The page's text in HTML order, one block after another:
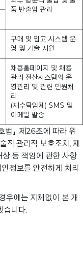
품 반출입 관리
구매 및 입고 시스템 운
영 및 기술 지원
채용홈페이지 및 채용
관리 전산시스템의 운
영관리 및 관련 민원처
리
(재수탁업체) SMS 및
이메일 발송
」 제26조에 따라 위
적·관리적 보호조치, 재
상 등 책임에 관한 사항
정보를 안전하게 처리
우에는 지체없이 본 개
습니다.